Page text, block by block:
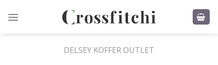
DELSEY KOFFER OUTLET